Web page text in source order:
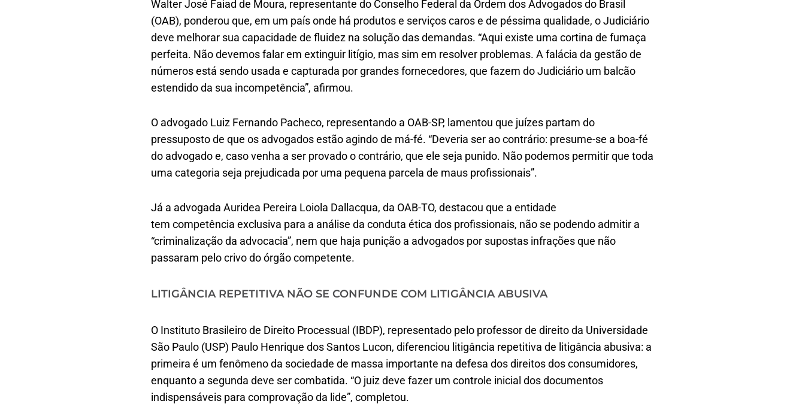
Walter José Faiad de Moura, representante do Conselho Federal da Ordem dos Advogados do Brasil
(OAB), ponderou que, em um país onde há produtos e serviços caros e de péssima qualidade, o Judiciário
deve melhorar sua capacidade de fluidez na solução das demandas. “Aqui existe uma cortina de fumaça
perfeita. Não devemos falar em extinguir litígio, mas sim em resolver problemas. A falácia da gestão de
números está sendo usada e capturada por grandes fornecedores, que fazem do Judiciário um balcão
estendido da sua incompetência”, afirmou.
O advogado Luiz Fernando Pacheco, representando a OAB-SP, lamentou que juízes partam do
pressuposto de que os advogados estão agindo de má-fé. “Deveria ser ao contrário: presume-se a boa-fé
do advogado e, caso venha a ser provado o contrário, que ele seja punido. Não podemos permitir que toda
uma categoria seja prejudicada por uma pequena parcela de maus profissionais”.
Já a advogada Auridea Pereira Loiola Dallacqua, da OAB-TO, destacou que a entidade
tem competência exclusiva para a análise da conduta ética dos profissionais, não se podendo admitir a
“criminalização da advocacia”, nem que haja punição a advogados por supostas infrações que não
passaram pelo crivo do órgão competente.
LITIGÂNCIA REPETITIVA NÃO SE CONFUNDE COM LITIGÂNCIA ABUSIVA
O Instituto Brasileiro de Direito Processual (IBDP), representado pelo professor de direito da Universidade
São Paulo (USP) Paulo Henrique dos Santos Lucon, diferenciou litigância repetitiva de litigância abusiva: a
primeira é um fenômeno da sociedade de massa importante na defesa dos direitos dos consumidores,
enquanto a segunda deve ser combatida. “O juiz deve fazer um controle inicial dos documentos
indispensáveis para comprovação da lide”, completou.